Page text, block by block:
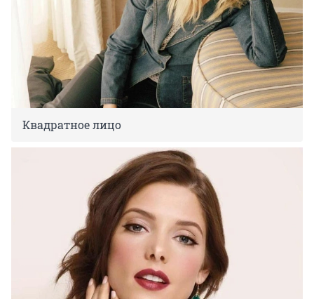
Квадратное лицо